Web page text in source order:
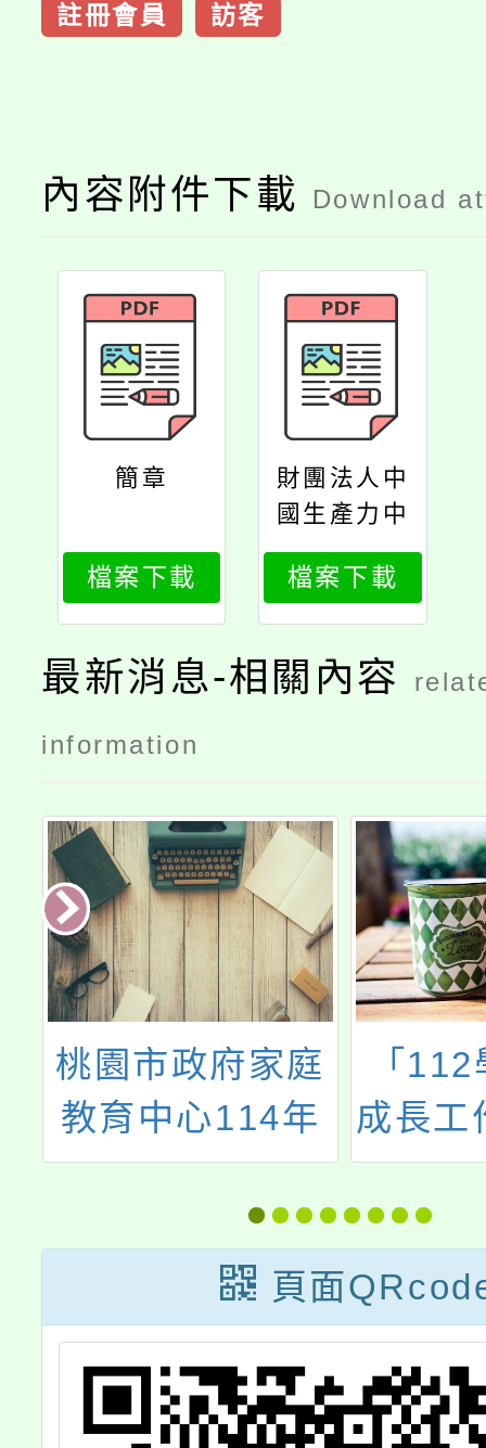
註冊會員 訪客
內容附件下載 Download
簡章
檔案下載
財團法人中
國生產力中
心函
檔案下載
最新消息-相關內容
information
桃園市政府家庭
教育中心114年
度家庭教育社區
課程研發工作坊
實施計畫及招生
海報，歡迎報名
參加。
「
成長工
種子
頁面